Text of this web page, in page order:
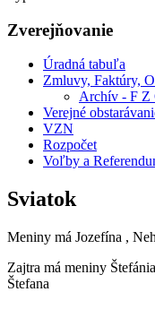
Zverejňovanie
Úradná tabuľa
Zmluvy, Faktúry,
Archív - F Z
Verejné
VZN
Rozpočet
Voľby a
Sviatok
Meniny má Jozefína ,
Zajtra má meniny Štefánia
Štefana